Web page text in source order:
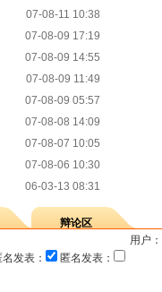
07-08-11 10:38
07-08-09 17:19
07-08-09 14:55
07-08-09 11:49
07-08-09 05:57
07-08-08 14:09
07-08-07 10:05
07-08-06 10:30
06-03-13 08:31
辩论区
用户：
名发表：
匿名发表：